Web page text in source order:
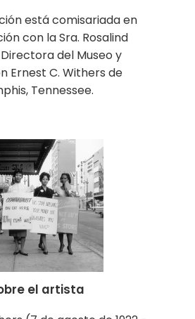
está comisariada en
con la Sra. Rosalind
del Museo y
Ernest C. Withers de
Tennessee.
el artista